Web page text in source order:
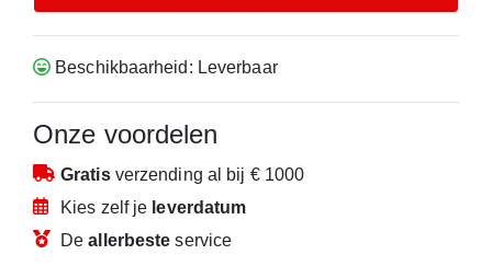
Beschikbaarheid: Leverbaar
Onze voordelen
Gratisverzending al bij € 1000
Kies zelf je leverdatum
Deallerbeste service